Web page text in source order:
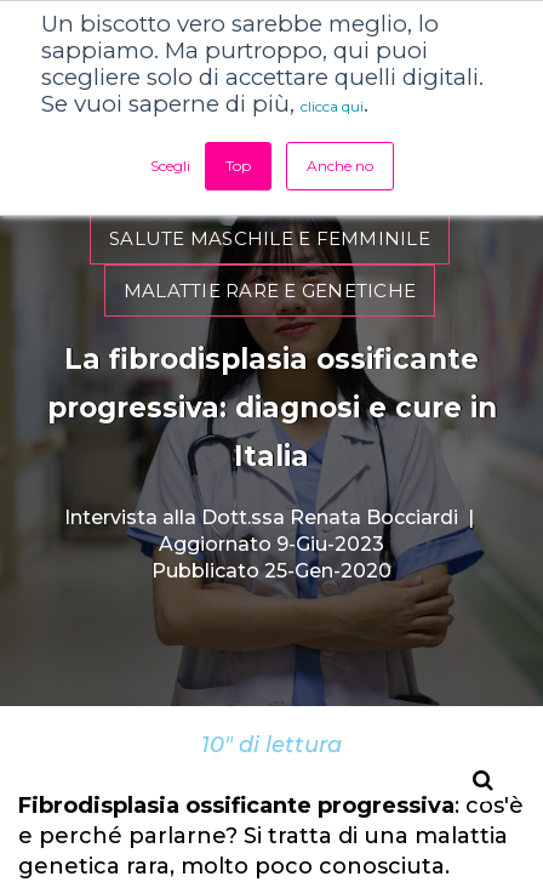
Un biscotto vero sarebbe meglio, lo
sappiamo. Ma purtroppo, qui puoi
scegliere solo di accettare quelli digitali.
Se vuoi saperne di più, clicca qui.
Scegli Top Anche no
SALUTE MASCHILE E FEMMINILE
MALATTIE RARE E GENETICHE
La fibrodisplasia ossificante
progressiva: diagnosi e cure in
Italia
Intervista alla Dott.ssa Renata Bocciardi |
Aggiornato 9-Giu-2023
Pubblicato 25-Gen-2020
10" di lettura
Fibrodisplasia ossificante progressiva: cos'è
e perché parlarne? Si tratta di una malattia
genetica rara, molto poco conosciuta.